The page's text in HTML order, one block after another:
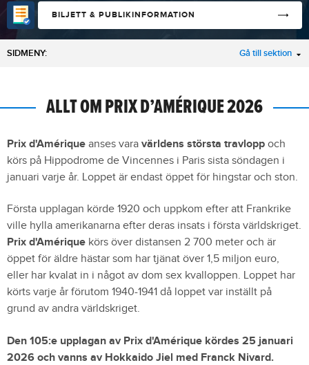
BILJETT & PUBLIKINFORMATION
SIDMENY: Gå till sektion
ALLT OM PRIX D’AMÉRIQUE 2026
Prix d'Amérique anses vara världens största travlopp och
körs på Hippodrome de Vincennes i Paris sista söndagen i
januari varje år. Loppet är endast öppet för hingstar och ston.
Första upplagan körde 1920 och uppkom efter att Frankrike
ville hylla amerikanarna efter deras insats i första världskriget.
Prix d'Amérique körs över distansen 2 700 meter och är
öppet för äldre hästar som har tjänat över 1,5 miljon euro,
eller har kvalat in i något av dom sex kvalloppen. Loppet har
körts varje år förutom 1940-1941 då loppet var inställt på
grund av andra världskriget.
Den 105:e upplagan av Prix d'Amérique kördes 25 januari
2026 och vanns av Hokkaido Jiel med Franck Nivard.